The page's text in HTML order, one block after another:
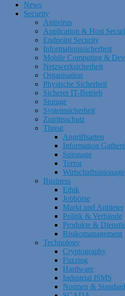
News
Security
Antivirus
Application & Host
Endpoint Security
Informationssicherheit
Mobile Computing &
Netzwerksicherheit
Organisation
Physische Sicherheit
Sicherer IT-Betrieb
Storage
Systemsicherheit
Zutrittsschutz
Threat
Angriffsarten
Information
Spionage
Terror
Wirtschaftsspionage
Business
Ethik
Jobbörse
Markt und Anbieter
Politik & Verbände
Produkte &
Risikomanagement
Technology
Cryptography
Fuzzing
Hardware
Industrial ISMS
Normen &